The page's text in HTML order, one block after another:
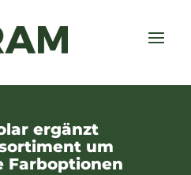
ergänzt
um
Farboptionen